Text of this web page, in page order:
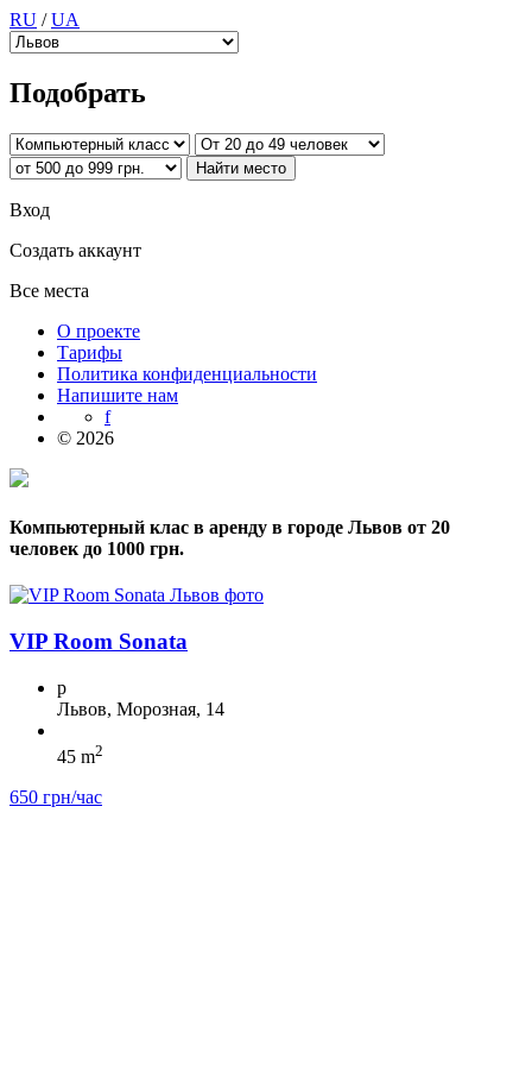
RU /UA
Подобрать
Вход
Создать аккаунт
Все места
О проекте
Тарифы
Политика конфиденциальности
Напишите нам
f
© 2026
Компьютерный клас в аренду в городе Львов от 20
человек до 1000 грн.
VIP Room Sonata
p
Львов, Морозная, 14
45 m2
650 грн/час